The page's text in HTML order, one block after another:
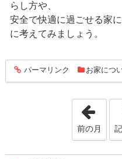
らし方や、
安全で快適に過ごせる家
に考えてみましょう。
entry494
パーマリンク お家につ
前の月